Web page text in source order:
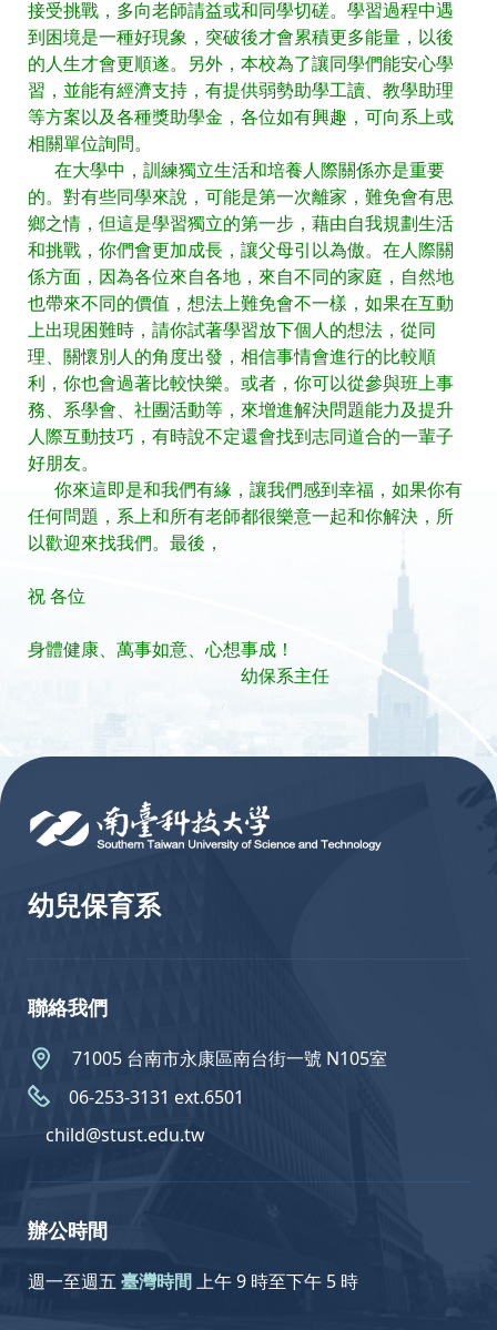
接受挑戰，多向老師請益或和同學切磋。學習過程中遇
到困境是一種好現象，突破後才會累積更多能量，以後
的人生才會更順遂。另外，本校為了讓同學們能安心學
習，並能有經濟支持，有提供弱勢助學工讀、教學助理
等方案以及各種獎助學金，各位如有興趣，可向系上或
相關單位詢問。
在大學中，訓練獨立生活和培養人際關係亦是重要
的。對有些同學來說，可能是第一次離家，難免會有思
鄉之情，但這是學習獨立的第一步，藉由自我規劃生活
和挑戰，你們會更加成長，讓父母引以為傲。在人際關
係方面，因為各位來自各地，來自不同的家庭，自然地
也帶來不同的價值，想法上難免會不一樣，如果在互動
上出現困難時，請你試著學習放下個人的想法，從同
理、關懷別人的角度出發，相信事情會進行的比較順
利，你也會過著比較快樂。或者，你可以從參與班上事
務、系學會、社團活動等，來增進解決問題能力及提升
人際互動技巧，有時說不定還會找到志同道合的一輩子
好朋友。
你來這即是和我們有緣，讓我們感到幸福，如果你有
任何問題，系上和所有老師都很樂意一起和你解決，所
以歡迎來找我們。最後，
祝 各位
身體健康、萬事如意、心想事成！
幼保系主任
幼兒保育系
聯絡我們
71005 台南市永康區南台街一號 N105室
06-253-3131 ext.6501
child@stust.edu.tw
辦公時間
週一至週五臺灣時間上午 9 時至下午 5 時